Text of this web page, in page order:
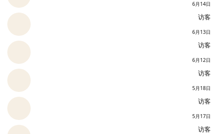
6月14日
访客
6月13日
访客
6月12日
访客
5月18日
访客
5月17日
访客